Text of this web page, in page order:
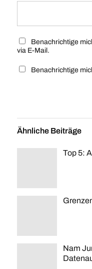
Benachrichtige
via E-Mail.
Benachrichtige
Ähnliche Beiträge
Top 5:
Nam